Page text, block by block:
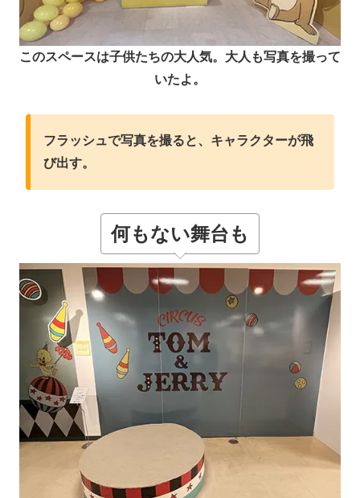
このスペースは子供たちの大人気。大人も写真を撮って
いたよ。
フラッシュで写真を撮ると、キャラクターが飛
び出す。
何もない舞台も